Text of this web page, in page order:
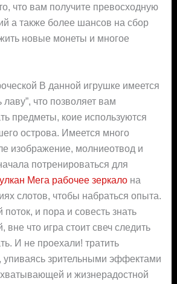
что вам получите превосходную
а также более шансов на сбор
новые монеты и многое
В данной игрушке имеется
что позволяет вам
предметы, коие используются
острова. Имеется много
изображение, молниеотвод и
потренироваться для
Мега рабочее зеркало на
слотов, чтобы набраться опыта.
и пора и совесть знать
что игра стоит свеч следить
И не проехали! тратить
упиваясь зрительными эффектами
и жизнерадостной